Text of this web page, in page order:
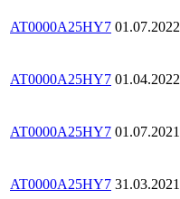
AT0000A25HY7 01.07.2022
AT0000A25HY7 01.04.2022
AT0000A25HY7 01.07.2021
AT0000A25HY7 31.03.2021